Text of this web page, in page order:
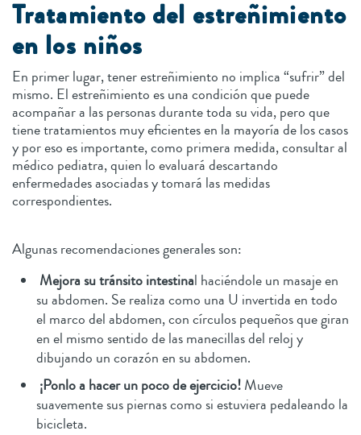
Tratamiento del estreñimiento
en los niños
En primer lugar, tener estreñimiento no implica “sufrir” del
mismo. El estreñimiento es una condición que puede
acompañar a las personas durante toda su vida, pero que
tiene tratamientos muy eficientes en la mayoría de los casos
y por eso es importante, como primera medida, consultar al
médico pediatra, quien lo evaluará descartando
enfermedades asociadas y tomará las medidas
correspondientes.
Algunas recomendaciones generales son:
Mejora su tránsito intestinal haciéndole un masaje en
su abdomen. Se realiza como una U invertida en todo
el marco del abdomen, con círculos pequeños que giran
en el mismo sentido de las manecillas del reloj y
dibujando un corazón en su abdomen.
¡Ponlo a hacer un poco de ejercicio!Mueve
suavemente sus piernas como si estuviera pedaleando la
bicicleta.